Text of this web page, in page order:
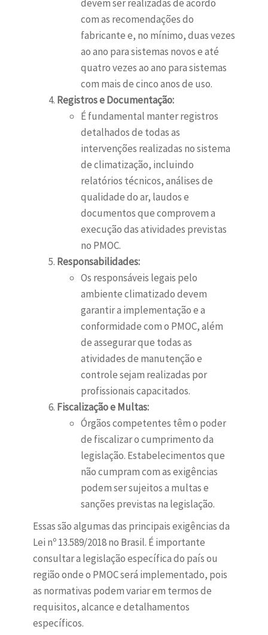
devem ser realizadas de acordo
com as recomendações do
fabricante e, no mínimo, duas vezes
ao ano para sistemas novos e até
quatro vezes ao ano para sistemas
com mais de cinco anos de uso.
Registros e Documentação:
É fundamental manter registros
detalhados de todas as
intervenções realizadas no sistema
de climatização, incluindo
relatórios técnicos, análises de
qualidade do ar, laudos e
documentos que comprovem a
execução das atividades previstas
no PMOC.
Responsabilidades:
Os responsáveis legais pelo
ambiente climatizado devem
garantir a implementação e a
conformidade com o PMOC, além
de assegurar que todas as
atividades de manutenção e
controle sejam realizadas por
profissionais capacitados.
Fiscalização e Multas:
Órgãos competentes têm o poder
de fiscalizar o cumprimento da
legislação. Estabelecimentos que
não cumpram com as exigências
podem ser sujeitos a multas e
sanções previstas na legislação.
Essas são algumas das principais exigências da
Lei nº 13.589/2018 no Brasil. É importante
consultar a legislação específica do país ou
região onde o PMOC será implementado, pois
as normativas podem variar em termos de
requisitos, alcance e detalhamentos
específicos.